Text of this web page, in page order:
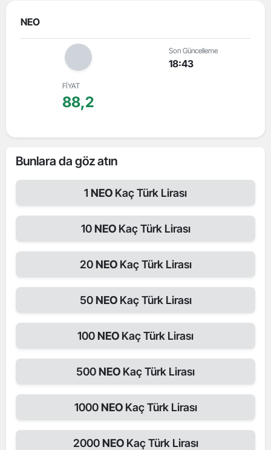
NEO
Son Güncelleme
18:43
FİYAT
88,2
Bunlara da göz atın
1 NEO Kaç Türk Lirası
10NEO Kaç Türk Lirası
20NEO Kaç Türk Lirası
50NEO Kaç Türk Lirası
100NEO Kaç Türk Lirası
500NEO Kaç Türk Lirası
1000NEO Kaç Türk Lirası
2000NEO Kaç Türk Lirası